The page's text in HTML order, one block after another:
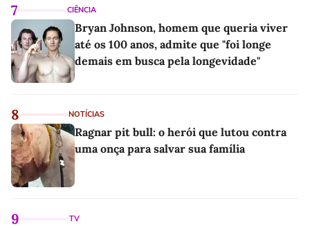
7 CIÊNCIA
Bryan Johnson, homem que queria viver
até os 100 anos, admite que "foi longe
demais em busca pela longevidade"
8 NOTÍCIAS
Ragnar pit bull: o herói que lutou contra
uma onça para salvar sua família
9 TV